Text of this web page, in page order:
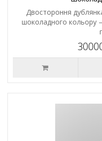
Двостороння
шоколадного кольору